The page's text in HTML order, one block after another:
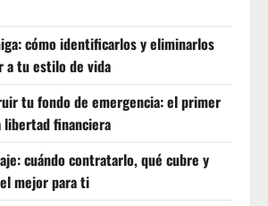
cómo identificarlos y eliminarlos
a tu estilo de vida
tu fondo de emergencia: el primer
libertad financiera
cuándo contratarlo, qué cubre y
mejor para ti